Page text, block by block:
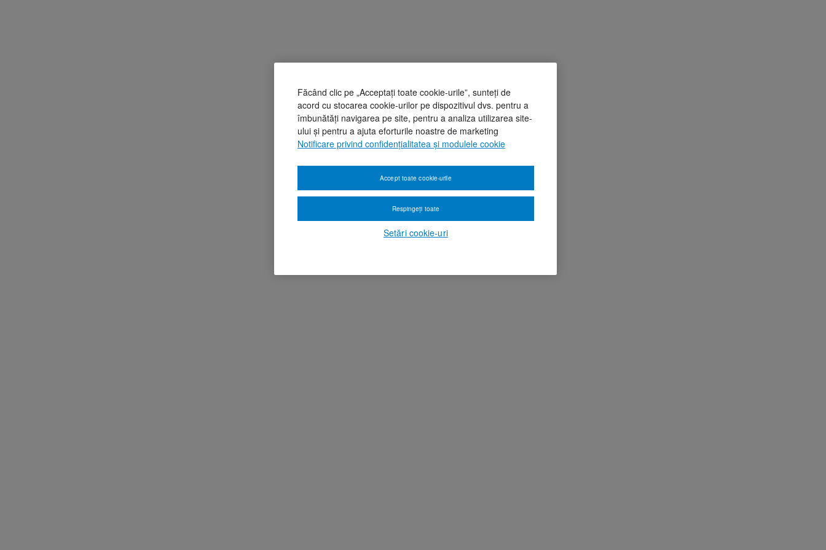
Făcând clic pe „Acceptați toate cookie-urile”, sunteți de
acord cu stocarea cookie-urilor pe dispozitivul dvs. pentru a
îmbunătăți navigarea pe site, pentru a analiza utilizarea site-
ului și pentru a ajuta eforturile noastre de marketing
Notificare privind confidențialitatea și modulele cookie
Setări cookie-uri
Respingeți toate
Accept toate cookie-urile